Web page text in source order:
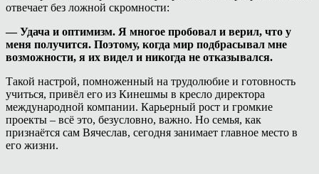
отвечает без ложной скромности:
— Удача и оптимизм. Я многое пробовал и верил, что у
меня получится. Поэтому, когда мир подбрасывал мне
возможности, я их видел и никогда не отказывался.
Такой настрой, помноженный на трудолюбие и готовность
учиться, привёл его из Кинешмы в кресло директора
международной компании. Карьерный рост и громкие
проекты – всё это, безусловно, важно. Но семья, как
признаётся сам Вячеслав, сегодня занимает главное место в
его жизни.